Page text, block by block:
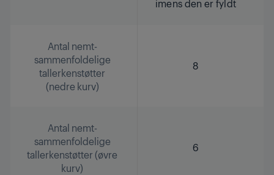
imens den er fyldt
Antal nemt-
sammenfoldelige
tallerkenstøtter
(nedre kurv)
8
Antal nemt-
sammenfoldelige
tallerkenstøtter (øvre
kurv)
6